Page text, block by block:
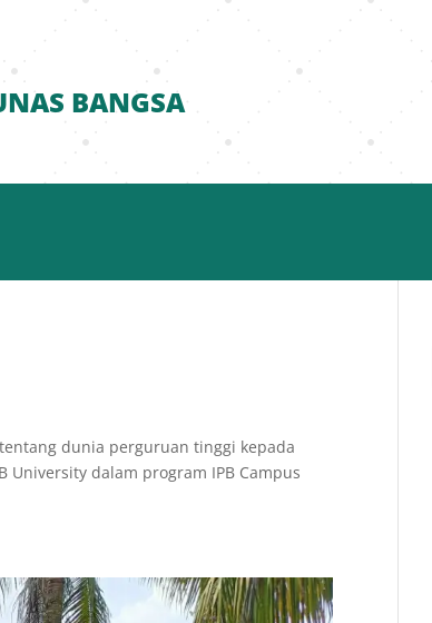
BANGSA
dunia perguruan tinggi kepada
University dalam program IPB Campus